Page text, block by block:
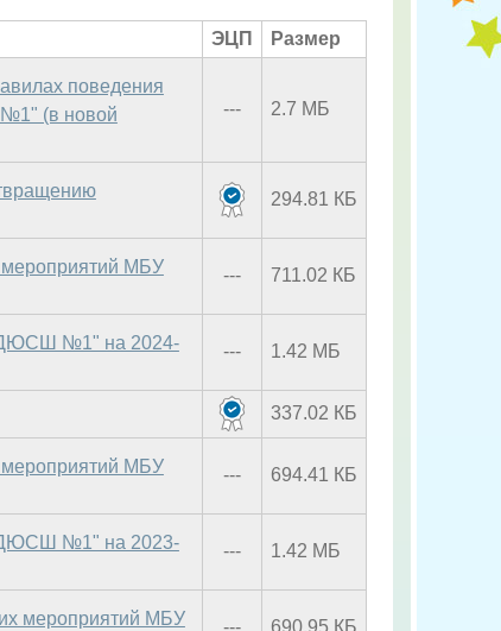
ЭЦП Размер
поведения
(в новой
--- 2.7 МБ
294.81 КБ
мероприятий МБУ
--- 711.02 КБ
"ДЮСШ №1" на 2024-
--- 1.42 МБ
337.02 КБ
мероприятий МБУ
--- 694.41 КБ
"ДЮСШ №1" на 2023-
--- 1.42 МБ
мероприятий МБУ
--- 690.95 КБ